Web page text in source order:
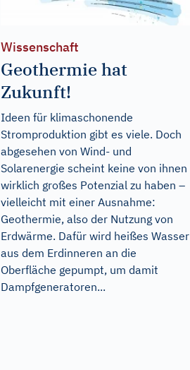
Wissenschaft
Geothermie hat
Zukunft!
Ideen für klimaschonende
Stromproduktion gibt es viele. Doch
abgesehen von Wind- und
Solarenergie scheint keine von ihnen
wirklich großes Potenzial zu haben –
vielleicht mit einer Ausnahme:
Geothermie, also der Nutzung von
Erdwärme. Dafür wird heißes Wasser
aus dem Erdinneren an die
Oberfläche gepumpt, um damit
Dampfgeneratoren...